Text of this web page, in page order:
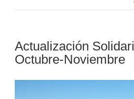
Actualización
Octubre-Noviembre